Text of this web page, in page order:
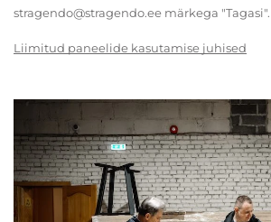
stragendo@stragendo.ee märkega "Tagasi".
Liimitud paneelide kasutamise juhised